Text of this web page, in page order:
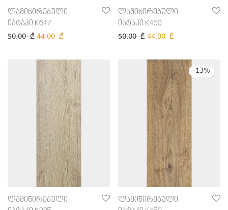
ლამინირებული
იატაკი K647
50.00₾ 44.00 ₾
ლამინირებული
იატაკი K450
50.00₾ 44.00 ₾
ლამინირებული
-13%
ლამინირებული